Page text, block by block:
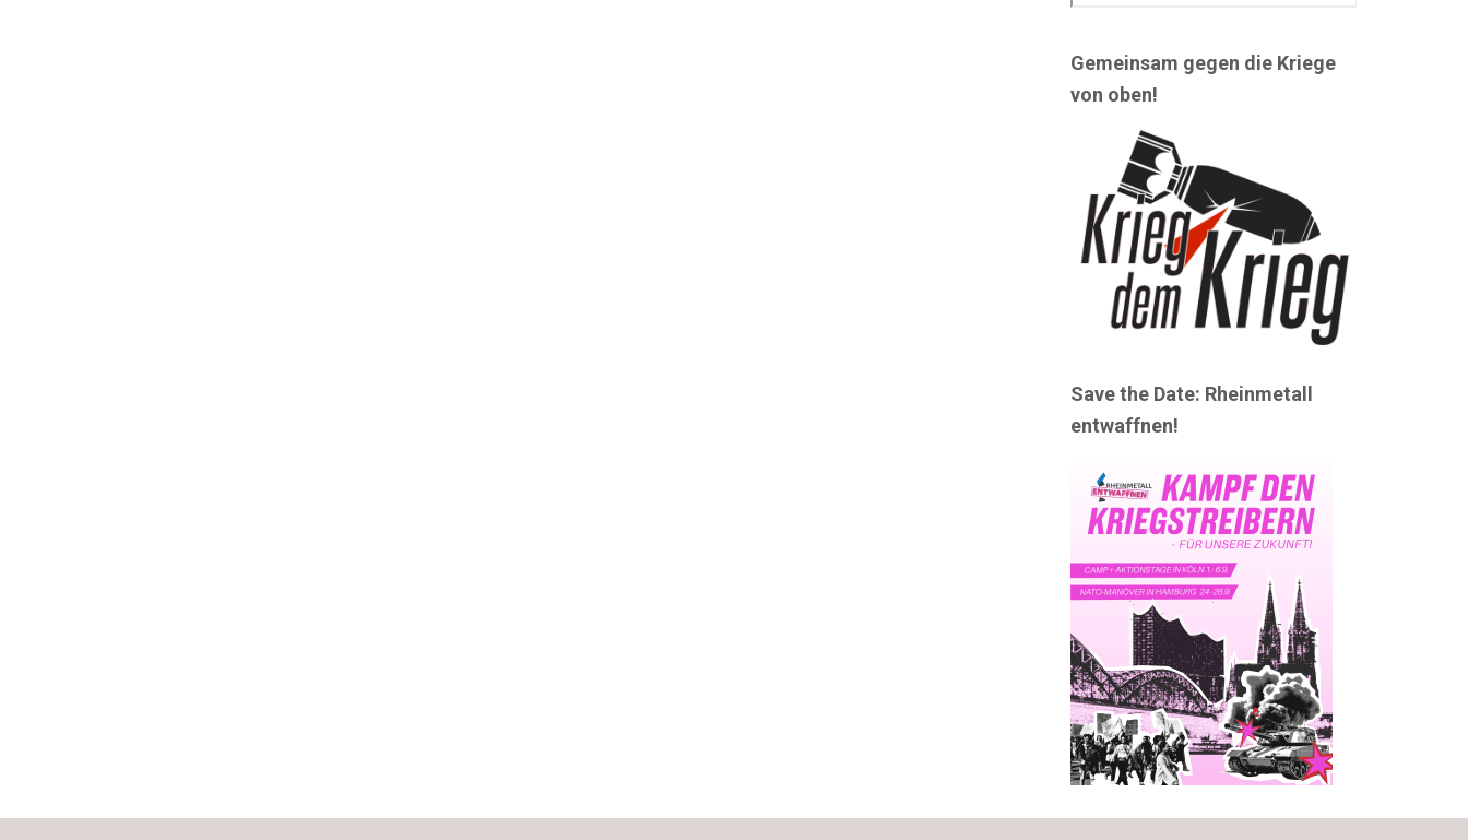
Gemeinsam gegen die Kriege
von oben!
Save the Date: Rheinmetall
entwaffnen!